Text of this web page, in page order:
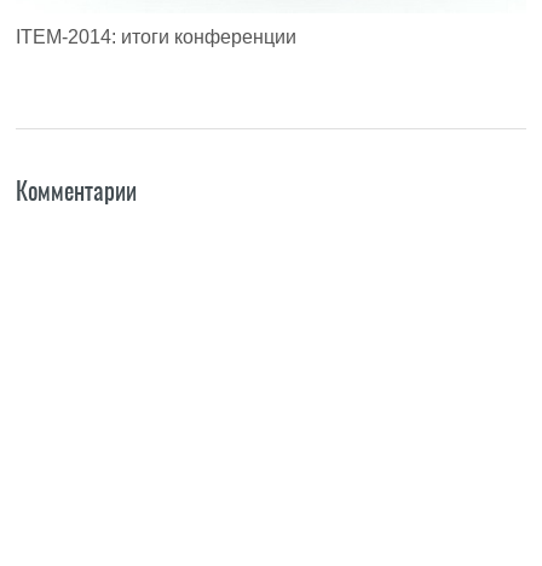
ITEM-2014: итоги конференции
Комментарии